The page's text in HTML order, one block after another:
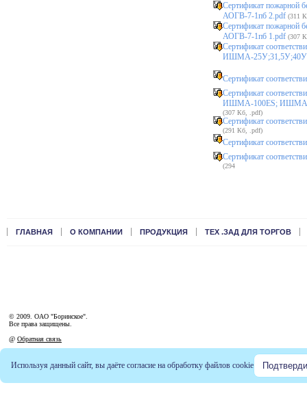
Сертификат пожарной
АОГВ-7-1пб 2.pdf (311
Сертификат пожарной
АОГВ-7-1пб 1.pdf (307
Сертификат
ИШМА-
Сертификат
Сертификат
ИШМА-100ES;
(307 Кб, .pdf)
Сертификат
(291 Кб, .pdf)
Сертификат
Сертификат
(294
ГЛАВНАЯ О КОМПАНИИ ПРОДУКЦИЯ ТЕХ .ЗАД ДЛЯ ТОРГОВ
© 2009. ОАО "Боринское".
Все права защищены.
@ Обратная связь
Используя данный сайт, вы даёте согласие на обработку файлов cookie